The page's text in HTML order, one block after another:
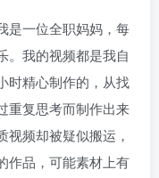
是一位全职妈妈，每
。我的视频都是我自
时精心制作的，从找
重复思考而制作出来
频却被疑似搬运，
作品，可能素材上有